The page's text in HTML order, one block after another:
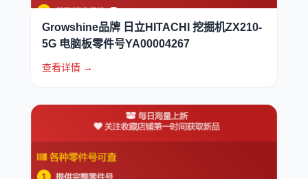
Growshine品牌 日立HITACHI 挖掘机ZX210-
5G 电脑板零件号YA00004267
查看详情 →